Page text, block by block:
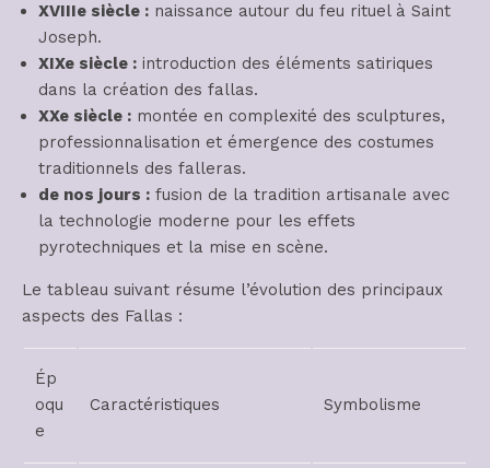
XVIIIe siècle : naissance autour du feu rituel à Saint
Joseph.
XIXe siècle : introduction des éléments satiriques
dans la création des fallas.
XXe siècle : montée en complexité des sculptures,
professionnalisation et émergence des costumes
traditionnels des falleras.
de nos jours : fusion de la tradition artisanale avec
la technologie moderne pour les effets
pyrotechniques et la mise en scène.
Le tableau suivant résume l’évolution des principaux
aspects des Fallas :
Ép
oqu
e
Caractéristiques Symbolisme